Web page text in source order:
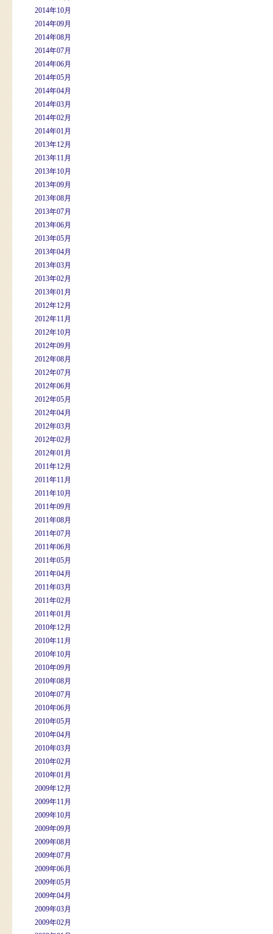
2014年10月
2014年09月
2014年08月
2014年07月
2014年06月
2014年05月
2014年04月
2014年03月
2014年02月
2014年01月
2013年12月
2013年11月
2013年10月
2013年09月
2013年08月
2013年07月
2013年06月
2013年05月
2013年04月
2013年03月
2013年02月
2013年01月
2012年12月
2012年11月
2012年10月
2012年09月
2012年08月
2012年07月
2012年06月
2012年05月
2012年04月
2012年03月
2012年02月
2012年01月
2011年12月
2011年11月
2011年10月
2011年09月
2011年08月
2011年07月
2011年06月
2011年05月
2011年04月
2011年03月
2011年02月
2011年01月
2010年12月
2010年11月
2010年10月
2010年09月
2010年08月
2010年07月
2010年06月
2010年05月
2010年04月
2010年03月
2010年02月
2010年01月
2009年12月
2009年11月
2009年10月
2009年09月
2009年08月
2009年07月
2009年06月
2009年05月
2009年04月
2009年03月
2009年02月